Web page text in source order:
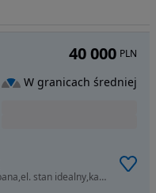
1997 cm3 • 120 KM • BEZWYPADEK, zadbana,el. stan idealny,kamera,
40 000 PLN
W granicach średniej